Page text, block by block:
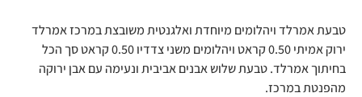
טבעת אמרלד ויהלומים מיוחדת ואלגנטית משובצת במרכז אמרלד
ירוק אמיתי 0.50 קראט ויהלומים משני צדדיו 0.50 קראט סך הכל
בחיתוך אמרלד. טבעת שלוש אבנים אביבית ונעימה עם אבן ירוקה
מהפנטת במרכז.